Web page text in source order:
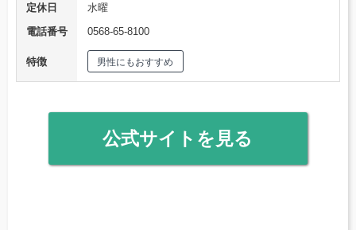
定休日
水曜
電話番号
0568-65-8100
特徴 男性にもおすすめ
公式サイトを見る